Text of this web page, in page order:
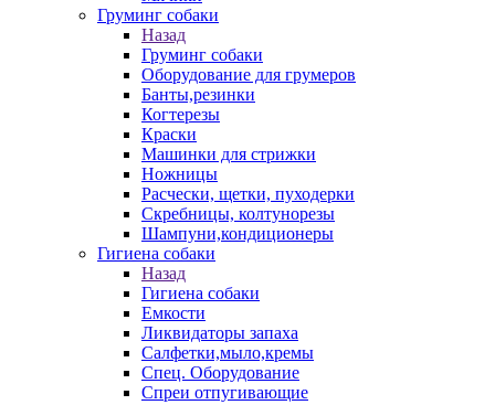
Груминг собаки
Назад
Груминг собаки
Оборудование для грумеров
Банты,резинки
Когтерезы
Краски
Машинки для стрижки
Ножницы
Расчески, щетки, пуходерки
Скребницы, колтунорезы
Шампуни,кондиционеры
Гигиена собаки
Назад
Гигиена собаки
Емкости
Ликвидаторы запаха
Салфетки,мыло,кремы
Спец. Оборудование
Спреи отпугивающие